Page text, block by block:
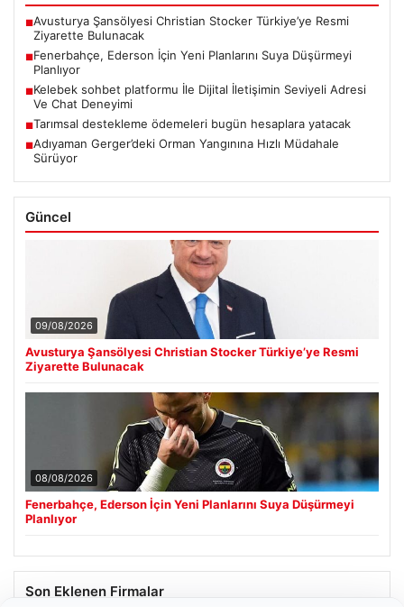
■Avusturya Şansölyesi Christian Stocker Türkiye’ye Resmi
Ziyarette Bulunacak
■Fenerbahçe, Ederson İçin Yeni Planlarını Suya Düşürmeyi
Planlıyor
■Kelebek sohbet platformu İle Dijital İletişimin Seviyeli Adresi
Ve Chat Deneyimi
■Tarımsal destekleme ödemeleri bugün hesaplara yatacak
■Adıyaman Gerger’deki Orman Yangınına Hızlı Müdahale
Sürüyor
Güncel
09/08/2026
Avusturya Şansölyesi Christian Stocker Türkiye’ye Resmi
Ziyarette Bulunacak
08/08/2026
Fenerbahçe, Ederson İçin Yeni Planlarını Suya Düşürmeyi
Planlıyor
Son Eklenen Firmalar